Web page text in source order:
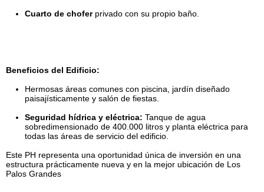
Cuarto de choferprivado con su propio baño.
Beneficios del Edificio:
Hermosas áreas comunes con piscina, jardín diseñado
paisajísticamente y salón de fiestas.
Seguridad hídrica y eléctrica: Tanque de agua
sobredimensionado de 400.000 litros y planta eléctrica para
todas las áreas de servicio del edificio.
Este PH representa una oportunidad única de inversión en una
estructura prácticamente nueva y en la mejor ubicación de Los
Palos Grandes